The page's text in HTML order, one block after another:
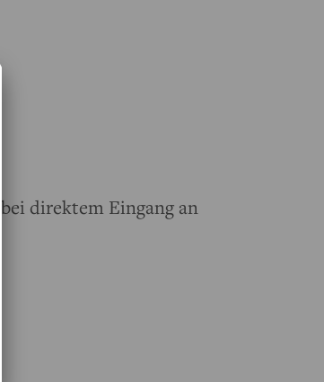
direktem Eingang an